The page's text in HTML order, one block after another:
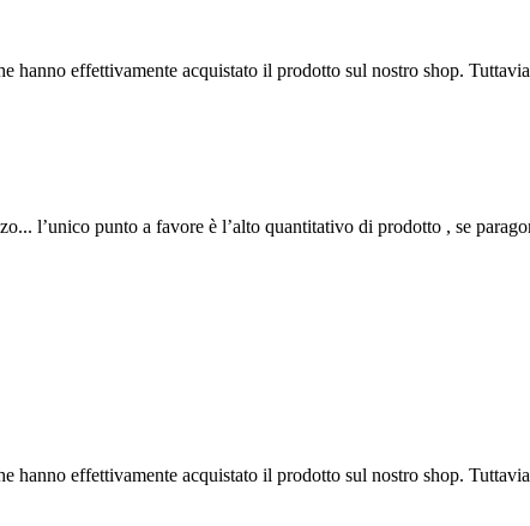
effettivamente acquistato il prodotto sul nostro shop.
l’unico punto a favore è l’alto quantitativo di prodotto , se
effettivamente acquistato il prodotto sul nostro shop.